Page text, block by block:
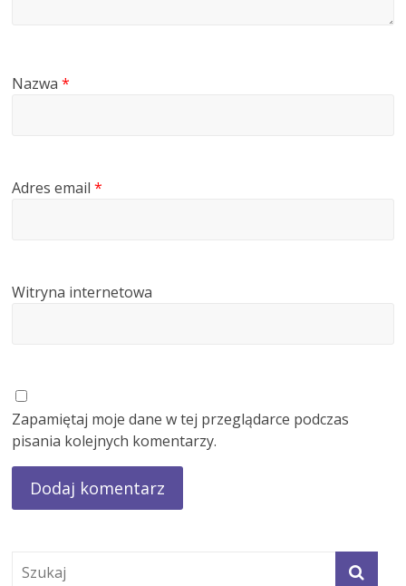
Nazwa*
Adres email*
Witryna internetowa
Zapamiętaj moje dane w tej przeglądarce podczas
pisania kolejnych komentarzy.